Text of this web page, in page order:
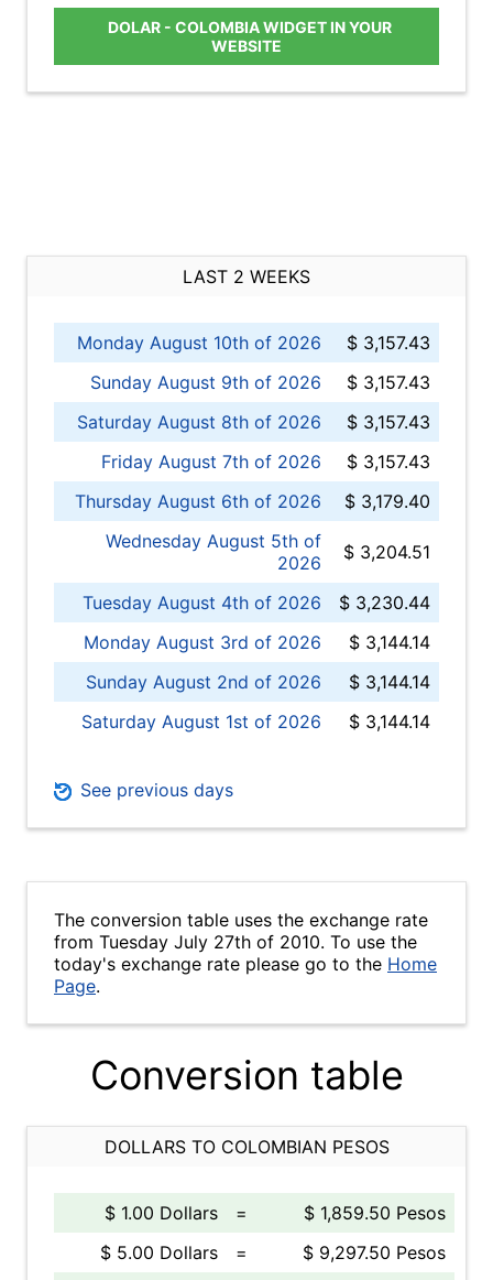
DOLAR - COLOMBIA WIDGET IN YOUR
WEBSITE
LAST 2 WEEKS
Monday August 10th of 2026
$ 3,157.43
Sunday August 9th of 2026
$ 3,157.43
Saturday August 8th of 2026
$ 3,157.43
Friday August 7th of 2026
$ 3,157.43
Thursday August 6th of 2026
$ 3,179.40
Wednesday August 5th of
2026
$ 3,204.51
Tuesday August 4th of 2026
$ 3,230.44
Monday August 3rd of 2026
$ 3,144.14
Sunday August 2nd of 2026
$ 3,144.14
Saturday August 1st of 2026
$ 3,144.14
See previous days
The conversion table uses the exchange rate
from Tuesday July 27th of 2010. To use the
today's exchange rate please go to the Home
Page.
Conversion table
DOLLARS TO COLOMBIAN PESOS
$ 1.00 Dollars =
$ 1,859.50 Pesos
$ 5.00 Dollars
=
$ 9,297.50 Pesos